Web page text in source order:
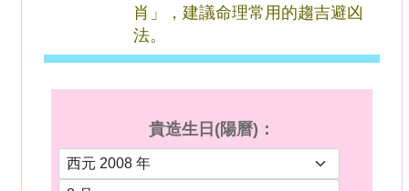
肖」，建議命理常用的趨吉避凶
法。
貴造生日(陽曆)：